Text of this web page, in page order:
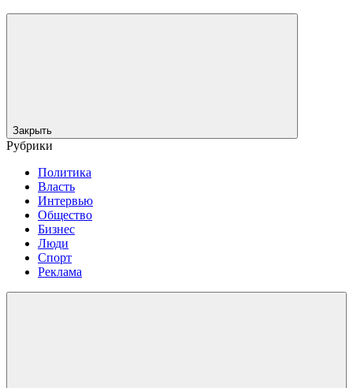
Закрыть
Рубрики
Политика
Власть
Интервью
Общество
Бизнес
Люди
Спорт
Реклама